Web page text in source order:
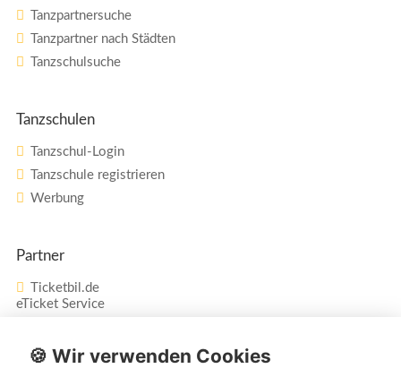
Tanzpartnersuche
Tanzpartner nach Städten
Tanzschulsuche
Tanzschulen
Tanzschul-Login
Tanzschule registrieren
Werbung
Partner
Ticketbil.de
eTicket Service
Vertrag widerrufen
🍪 Wir verwenden Cookies